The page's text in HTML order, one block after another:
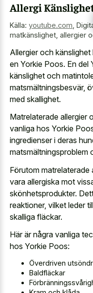
Allergi
Källa: youtube.com
matkänslighet, allergier
Allergier och
en Yorkie Poos. En del
känslighet och
matsmältningsbesvär,
med skallighet.
Matrelaterade allergier
vanliga hos Yorkie
ingredienser i deras
matsmältningsproblem
Förutom
vara allergiska mot
skönhetsprodukter.
reaktioner, vilket leder
skalliga fläckar.
Här är några vanliga
hos Yorkie Poos:
Överdriven
Baldfläckar